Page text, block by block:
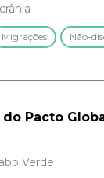
Migrações Não-
Pacto
Verde